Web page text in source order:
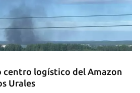
centro logístico del Amazon
Urales